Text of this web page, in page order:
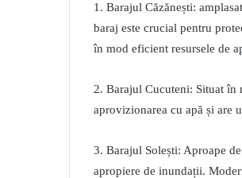
1. Barajul Căzănești:
baraj este crucial pentru
în mod eficient resursele de
2. Barajul Cucuteni: Situat
aprovizionarea cu apă și are
3. Barajul Solești: Aproape
apropiere de inundații.